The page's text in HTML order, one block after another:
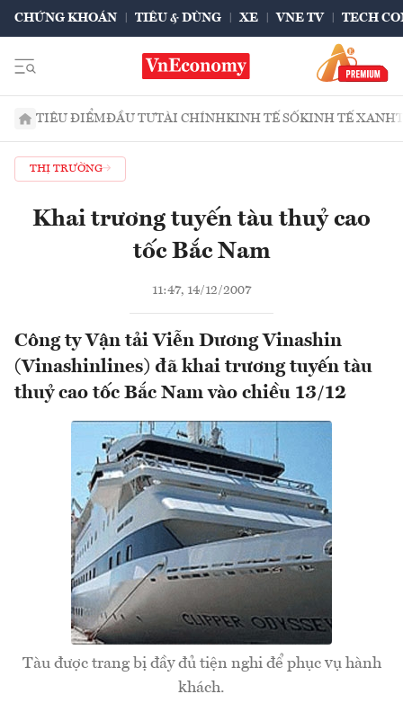
CHỨNG KHOÁN TIÊU & DÙNG XE VNE TV TECH
TIÊU ĐIỂMĐẦU TƯTÀI CHÍNHKINH TẾ SỐKINH TẾ XANH
THỊ TRƯỜNG
Khai trương tuyến tàu thuỷ cao
tốc Bắc Nam
11:47, 14/12/2007
Công ty Vận tải Viễn Dương Vinashin
(Vinashinlines) đã khai trương tuyến tàu
thuỷ cao tốc Bắc Nam vào chiều 13/12
Tàu được trang bị đầy đủ tiện nghi để phục vụ hành
khách.